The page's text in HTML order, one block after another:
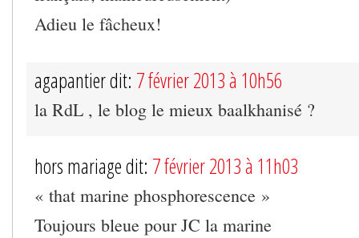
Adieu le fâcheux!
agapantier dit: 7 février 2013 à 10h56
la RdL , le blog le mieux baalkhanisé ?
hors mariage dit: 7 février 2013 à 11h03
« that marine phosphorescence »
Toujours bleue pour JC la marine